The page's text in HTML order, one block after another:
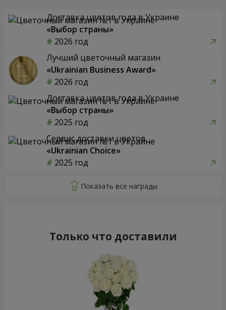
Доставка цветов года в Украине
«Выбор страны»
2026 год
Лучший цветочный магазин
«Ukrainian Business Award»
2026 год
Доставка цветов года в Украине
«Выбор страны»
2025 год
Сервис доставки цветов
«Ukrainian Choice»
2025 год
Только что доставили